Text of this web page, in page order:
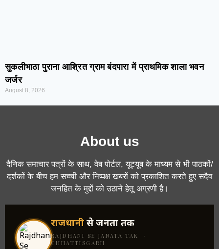
सुकलीभाठा पुराना आश्रित ग्राम बंदपारा में प्राथमिक शाला भवन
जर्जर
August 8, 2026
About us
दैनिक समाचार पत्रों के साथ, वेब पोर्टल, यूट्यूब के माध्यम से भी पाठकों/
दर्शकों के बीच हम सच्ची और निष्पक्ष खबरों को प्रकाशित करते हुए सदैव
जनहित के मुद्दों को उठाने हेतू अग्रणी है।
राजधानीसे जनता तक
RAJDHANI SE JANATA TAK ·
CHHATTISGARH